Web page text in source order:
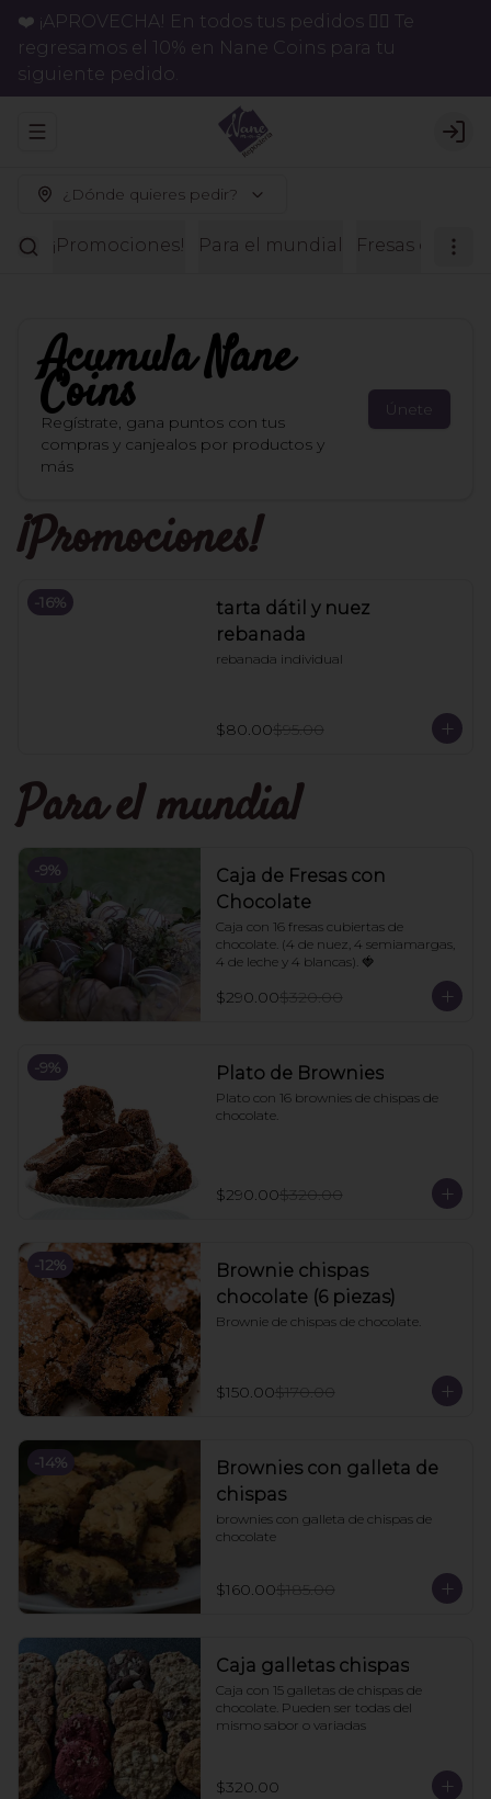
❤️ ¡APROVECHA! En todos tus pedidos 👉🏻 Te
regresamos el 10% en Nane Coins para tu
siguiente pedido.
Abrir menu de navegación
¿Dónde quieres pedir?
¡Promociones! Para el mundial Fresas con
AcumulaNane
Coins
Regístrate, gana puntos con tus
compras y canjealos por productos y
más
Únete
¡Promociones!
-16%
tarta dátil y nuez
rebanada
rebanada individual
$80.00$95.00
Para el mundial
-9%
Caja de Fresas con
Chocolate
Caja con 16 fresas cubiertas de
chocolate. (4 de nuez, 4 semiamargas,
4 de leche y 4 blancas). 🍓
$290.00$320.00
-9% Plato de Brownies
Plato con 16 brownies de chispas de
chocolate.
$290.00$320.00
-12%
Brownie chispas
chocolate (6 piezas)
Brownie de chispas de chocolate.
$150.00$170.00
-14%
Brownies con galleta de
chispas
brownies con galleta de chispas de
chocolate
$160.00$185.00
Caja galletas chispas
Caja con 15 galletas de chispas de
chocolate. Pueden ser todas del
mismo sabor o variadas
$320.00